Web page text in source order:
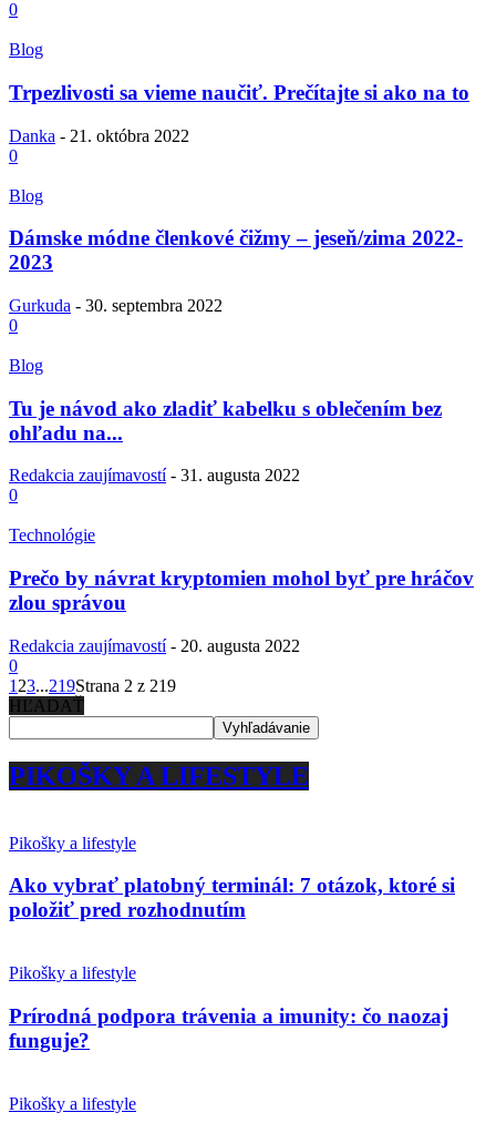
0
Blog
Trpezlivosti sa vieme naučiť. Prečítajte si ako na to
Danka - 21. októbra 2022
0
Blog
Dámske módne členkové čižmy – jeseň/zima 2022-
2023
Gurkuda - 30. septembra 2022
0
Blog
Tu je návod ako zladiť kabelku s oblečením bez
ohľadu na...
Redakcia zaujímavostí - 31. augusta 2022
0
Technológie
Prečo by návrat kryptomien mohol byť pre hráčov
zlou správou
Redakcia zaujímavostí - 20. augusta 2022
0
1 23...219Strana 2 z 219
HĽADAŤ
PIKOŠKY A LIFESTYLE
Pikošky a lifestyle
Ako vybrať platobný terminál: 7 otázok, ktoré si
položiť pred rozhodnutím
Pikošky a lifestyle
Prírodná podpora trávenia a imunity: čo naozaj
funguje?
Pikošky a lifestyle